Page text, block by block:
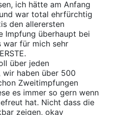
ich hätte am Anfang
war total ehrfürchtig
den allerersten
Impfung überhaupt bei
war für mich sehr
über jeden
haben über 500
Zweitimpfungen
es immer so gern wenn
hat. Nicht dass die
zeigen, okay